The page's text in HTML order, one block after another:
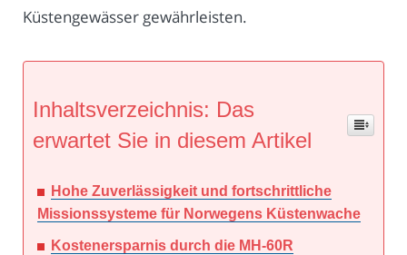
Küstengewässer gewährleisten.
Inhaltsverzeichnis: Das
erwartet Sie in diesem Artikel
Hohe Zuverlässigkeit und fortschrittliche
Missionssysteme für Norwegens Küstenwache
Kostenersparnis durch die MH-60R